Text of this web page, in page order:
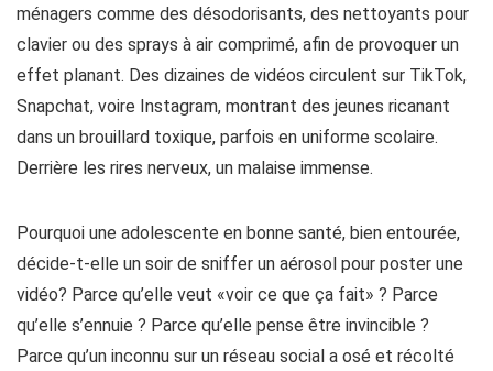
ménagers comme des désodorisants, des nettoyants pour
clavier ou des sprays à air comprimé, afin de provoquer un
effet planant. Des dizaines de vidéos circulent sur TikTok,
Snapchat, voire Instagram, montrant des jeunes ricanant
dans un brouillard toxique, parfois en uniforme scolaire.
Derrière les rires nerveux, un malaise immense.
Pourquoi une adolescente en bonne santé, bien entourée,
décide-t-elle un soir de sniffer un aérosol pour poster une
vidéo? Parce qu’elle veut «voir ce que ça fait» ? Parce
qu’elle s’ennuie ? Parce qu’elle pense être invincible ?
Parce qu’un inconnu sur un réseau social a osé et récolté